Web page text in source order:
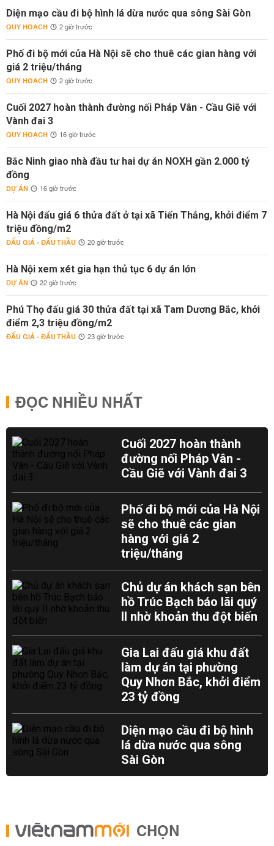
Diện mạo cầu đi bộ hình lá dừa nước qua sông Sài Gòn
QUY HOẠCH 2 giờ trước
Phố đi bộ mới của Hà Nội sẽ cho thuê các gian hàng với
giá 2 triệu/tháng
QUY HOẠCH 2 giờ trước
Cuối 2027 hoàn thành đường nối Pháp Vân - Cầu Giẽ với
Vành đai 3
QUY HOẠCH 16 giờ trước
Bắc Ninh giao nhà đầu tư hai dự án NOXH gần 2.000 tỷ
đồng
DỰ ÁN 16 giờ trước
Hà Nội đấu giá 6 thửa đất ở tại xã Tiến Thắng, khởi điểm 7
triệu đồng/m2
ĐẤU GIÁ - ĐẤU THẦU 20 giờ trước
Hà Nội xem xét gia hạn thủ tục 6 dự án lớn
DỰ ÁN 22 giờ trước
Phú Thọ đấu giá 30 thửa đất tại xã Tam Dương Bắc, khởi
điểm 2,3 triệu đồng/m2
ĐẤU GIÁ - ĐẤU THẦU 23 giờ trước
ĐỌC NHIỀU NHẤT
Cuối 2027 hoàn thành
đường nối Pháp Vân -
Cầu Giẽ với Vành đai 3
Phố đi bộ mới của Hà Nội
sẽ cho thuê các gian
hàng với giá 2
triệu/tháng
Chủ dự án khách sạn bên
hồ Trúc Bạch báo lãi quý
II nhờ khoản thu đột biến
Gia Lai đấu giá khu đất
làm dự án tại phường
Quy Nhơn Bắc, khởi điểm
23 tỷ đồng
Diện mạo cầu đi bộ hình
lá dừa nước qua sông
Sài Gòn
CHỌN